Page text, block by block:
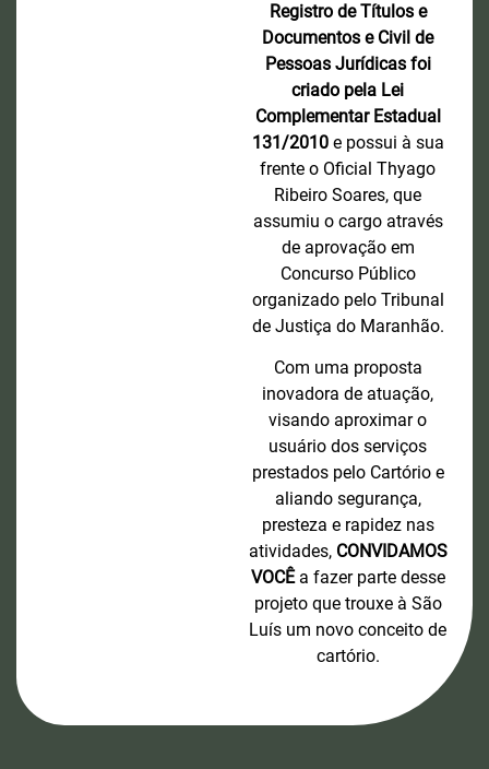
Registro de Títulos e
Documentos e Civil de
Pessoas Jurídicas foi
criado pela Lei
Complementar Estadual
131/2010e possui à sua
frente o Oficial Thyago
Ribeiro Soares, que
assumiu o cargo através
de aprovação em
Concurso Público
organizado pelo Tribunal
de Justiça do Maranhão.
Com uma proposta
inovadora de atuação,
visando aproximar o
usuário dos serviços
prestados pelo Cartório e
aliando segurança,
presteza e rapidez nas
atividades, CONVIDAMOS
VOCÊa fazer parte desse
projeto que trouxe à São
Luís um novo conceito de
cartório.